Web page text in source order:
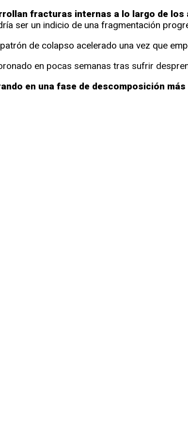
fracturas internas a lo largo de los
ser un indicio de una fragmentación
de colapso acelerado una vez que
en pocas semanas tras sufrir
en una fase de descomposición más